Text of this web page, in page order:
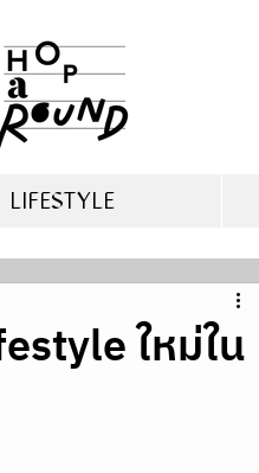
LIFESTYLE
ใหม่ใน